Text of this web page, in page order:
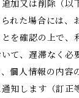
加又は削除（以
れた場合には、
を確認の上で、
て、遅滞なく必
個人情報の内容
知します（訂正